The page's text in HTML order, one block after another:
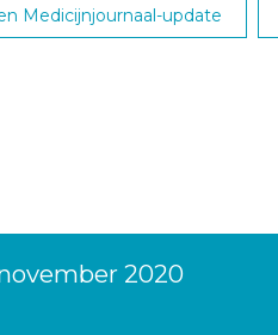
Medicijnjournaal-update
2020